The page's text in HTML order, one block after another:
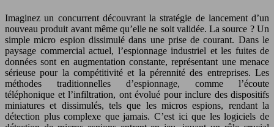
Imaginez un concurrent découvrant la stratégie de lancement d’un
nouveau produit avant même qu’elle ne soit validée. La source ? Un
simple micro espion dissimulé dans une prise de courant. Dans le
paysage commercial actuel, l’espionnage industriel et les fuites de
données sont en augmentation constante, représentant une menace
sérieuse pour la compétitivité et la pérennité des entreprises. Les
méthodes traditionnelles d’espionnage, comme l’écoute
téléphonique et l’infiltration, ont évolué pour inclure des dispositifs
miniatures et dissimulés, tels que les micros espions, rendant la
détection plus complexe que jamais. C’est ici que les logiciels de